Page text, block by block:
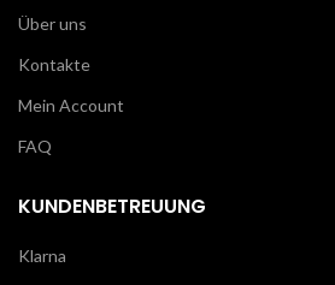
Über uns
Kontakte
Mein Account
FAQ
KUNDENBETREUUNG
Klarna